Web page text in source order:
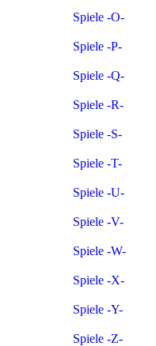
Spiele -O-
Spiele -P-
Spiele -Q-
Spiele -R-
Spiele -S-
Spiele -T-
Spiele -U-
Spiele -V-
Spiele -W-
Spiele -X-
Spiele -Y-
Spiele -Z-